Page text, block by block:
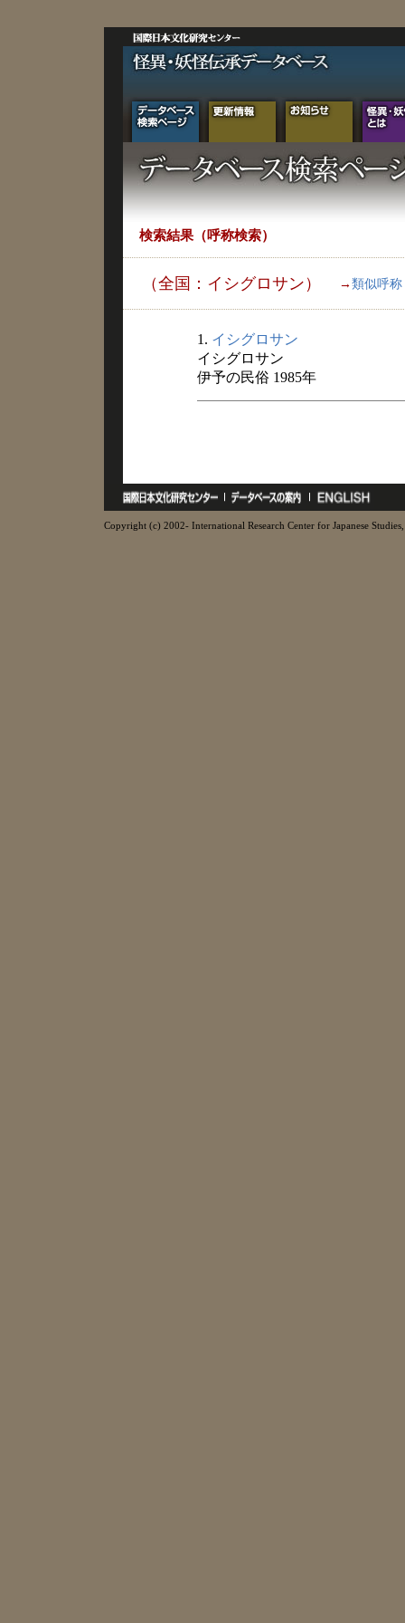
検索結果（呼称検索）
（全国：イシグロサン） → 類似呼称
1. イシグロサン
イシグロサン
伊予の民俗 1985年
Copyright (c) 2002- International Research Center for Japanese